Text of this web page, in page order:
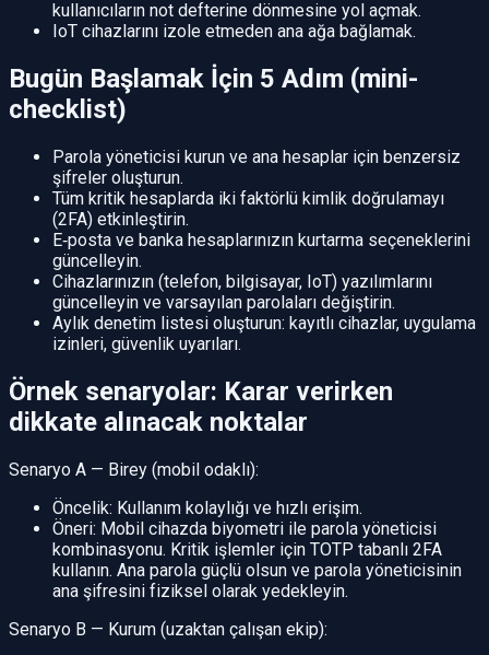
kullanıcıların not defterine dönmesine yol açmak.
IoT cihazlarını izole etmeden ana ağa bağlamak.
Bugün Başlamak İçin 5 Adım (mini-
checklist)
Parola yöneticisi kurun ve ana hesaplar için benzersiz
şifreler oluşturun.
Tüm kritik hesaplarda iki faktörlü kimlik doğrulamayı
(2FA) etkinleştirin.
E‑posta ve banka hesaplarınızın kurtarma seçeneklerini
güncelleyin.
Cihazlarınızın (telefon, bilgisayar, IoT) yazılımlarını
güncelleyin ve varsayılan parolaları değiştirin.
Aylık denetim listesi oluşturun: kayıtlı cihazlar, uygulama
izinleri, güvenlik uyarıları.
Örnek senaryolar: Karar verirken
dikkate alınacak noktalar
Senaryo A — Birey (mobil odaklı):
Öncelik: Kullanım kolaylığı ve hızlı erişim.
Öneri: Mobil cihazda biyometri ile parola yöneticisi
kombinasyonu. Kritik işlemler için TOTP tabanlı 2FA
kullanın. Ana parola güçlü olsun ve parola yöneticisinin
ana şifresini fiziksel olarak yedekleyin.
Senaryo B — Kurum (uzaktan çalışan ekip):